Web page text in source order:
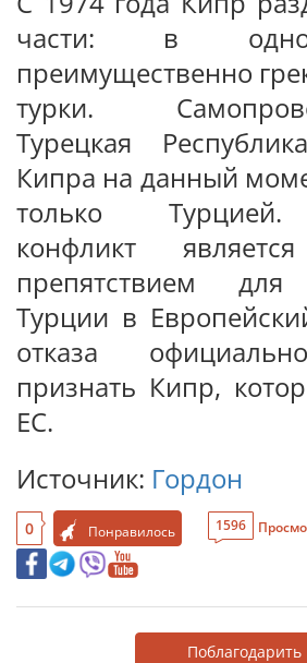
части: в
преимущественно
турки.
Турецкая
Кипра на данный
только
конфликт
препятствием для
Турции в
отказа
признать Кипр,
ЕС.
Источник: Гордон
0 Понравилось 1596
Поблагодарить